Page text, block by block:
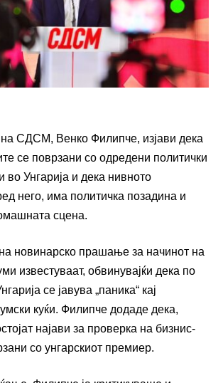
на СДСМ, Венко Филипче, изјави дека
се поврзани со одредени политички
во Унгарија и дека нивното
него, има политичка позадина и
сцена.
новинарско прашање за начинот на
известуваат, обвинувајќи дека по
се јавува „паника“ кај
куќи. Филипче додаде дека,
најави за проверка на бизнис-
со унгарскиот премиер.